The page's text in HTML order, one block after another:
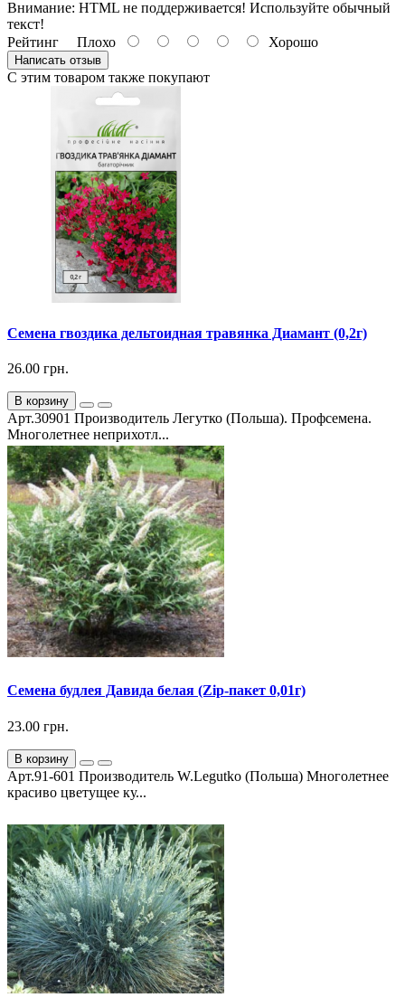
Внимание: HTML не поддерживается! Используйте обычный
текст!
Рейтинг Плохо Хорошо
Написать отзыв
С этим товаром также покупают
Семена гвоздика дельтоидная травянка Диамант (0,2г)
26.00 грн.
В корзину
Арт.30901 Производитель Легутко (Польша). Профсемена.
Многолетнее неприхотл...
Семена будлея Давида белая (Zip-пакет 0,01г)
23.00 грн.
В корзину
Арт.91-601 Производитель W.Legutko (Польша) Многолетнее
красиво цветущее ку...